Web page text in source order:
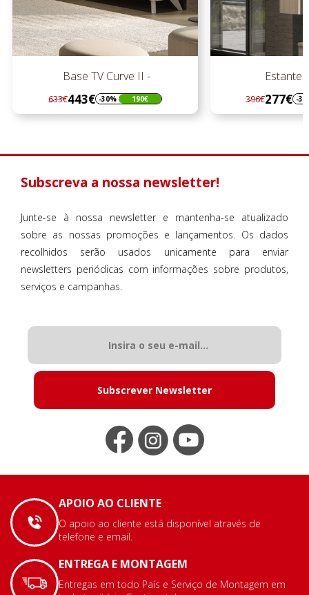
Base TV Curve II -
Regular
preço
633€443€
Preço -30% 190€
Estante
Regular
preço
396€277€
Preço -
Subscreva a nossa newsletter!
Junte-se à nossa newsletter e mantenha-se atualizado
sobre as nossas promoções e lançamentos. Os dados
recolhidos serão usados unicamente para enviar
newsletters periódicas com informações sobre produtos,
serviços e campanhas.
Subscrever Newsletter
APOIO AO CLIENTE
O apoio ao cliente está disponível através de
telefone e email.
ENTREGA E MONTAGEM
Entregas em todo País e Serviço de Montagem em